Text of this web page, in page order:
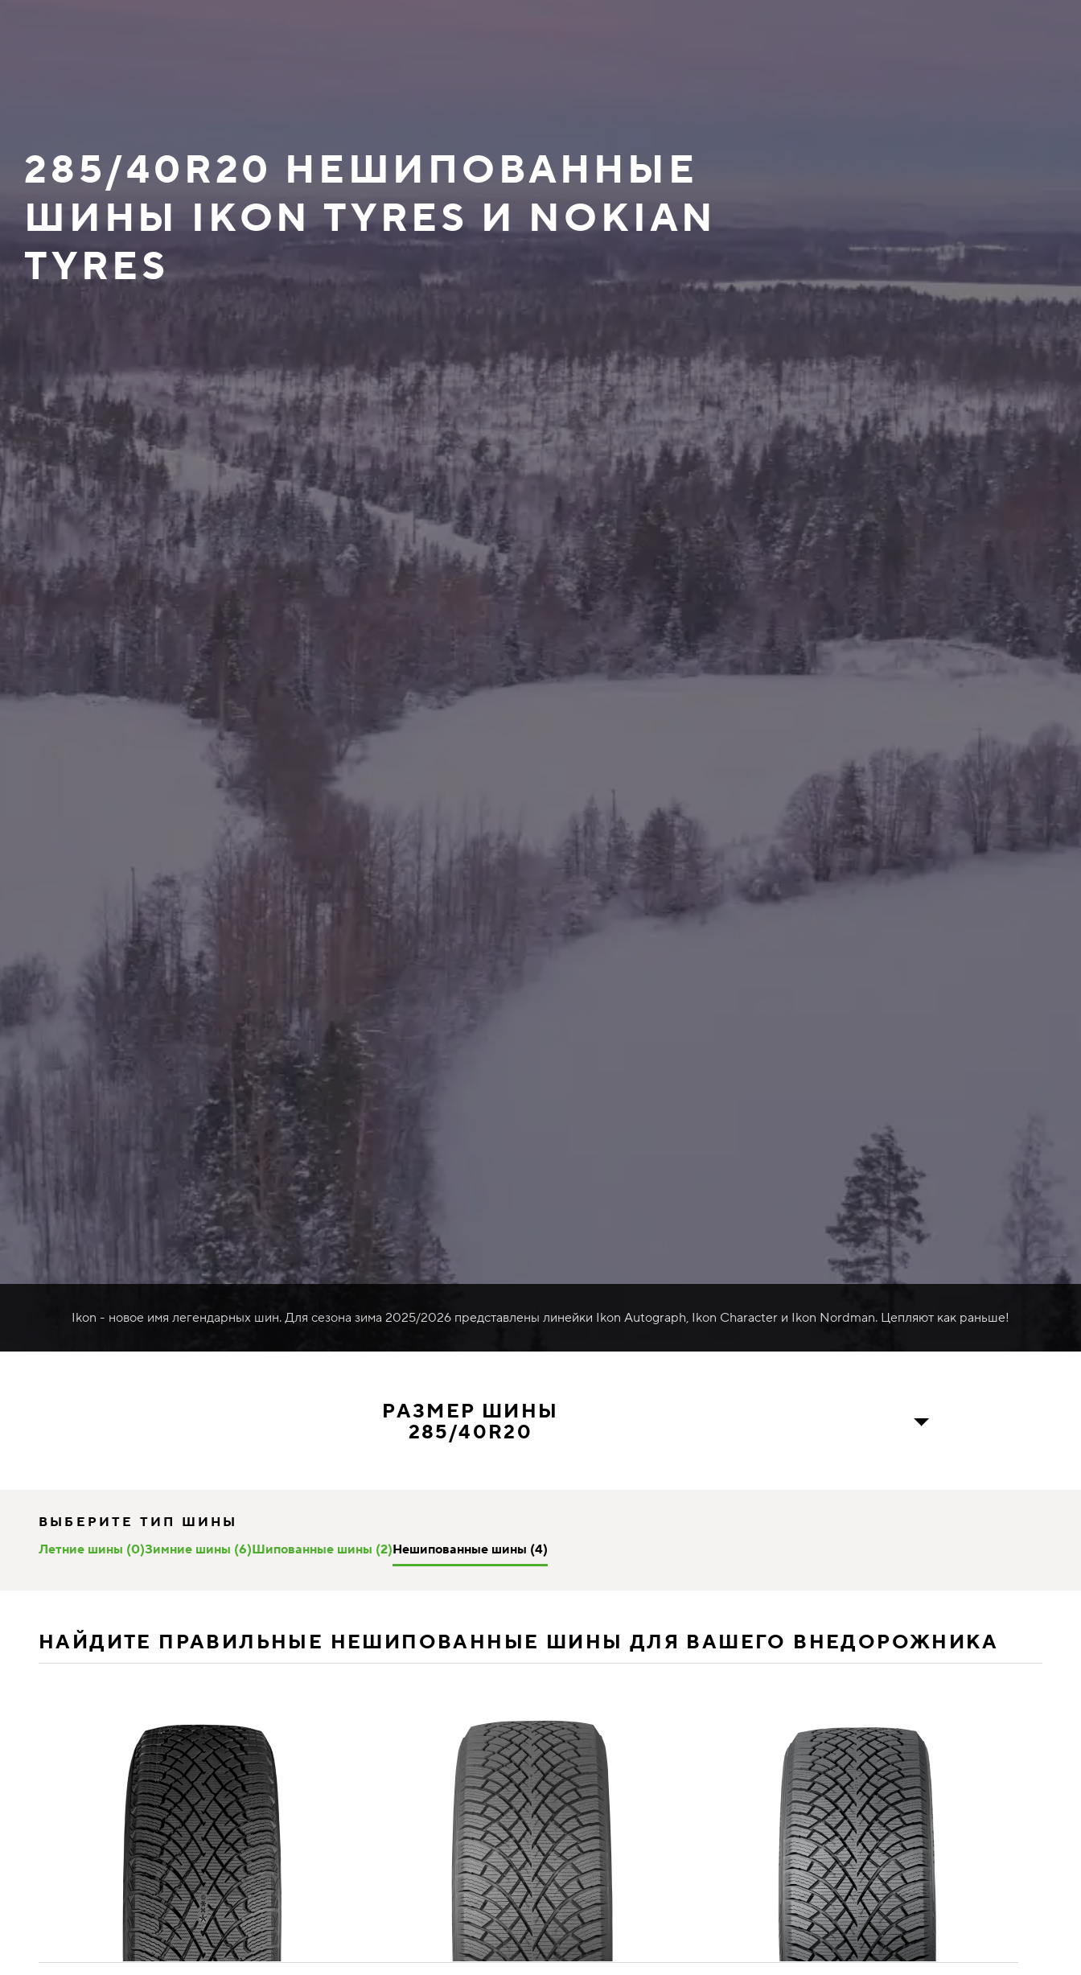
285/40R20 НЕШИПОВАННЫЕ
ШИНЫ IKON TYRES И NOKIAN
TYRES
Ikon - новое имя легендарных шин. Для сезона зима 2025/2026 представлены линейки Ikon Autograph, Ikon Character и Ikon Nordman. Цепляют как раньше!
РАЗМЕР ШИНЫ
285/40R20
ВЫБЕРИТЕ ТИП ШИНЫ
Летние шины (0)Зимние шины (6)Шипованные шины (2)Нешипованные шины (4)
НАЙДИТЕ ПРАВИЛЬНЫЕ НЕШИПОВАННЫЕ ШИНЫ ДЛЯ ВАШЕГО ВНЕДОРОЖНИКА